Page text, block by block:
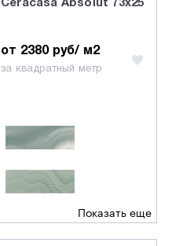
Ceracasa Absolut 73x25
от 2380 руб/ м2
за квадратный метр
Показать еще